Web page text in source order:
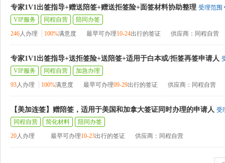
专家1V1出签指导+赠送陪签+赠送拒签险+面签材料协助整理 受理范围
VIP服务
同程自营
陪同办签
246人办理 100%满意度 最早可办理10-24出行的签证 供应商：同程自营
专家1V1出签指导+送拒签险+送陪签+适用于白本或/拒签再签申请人
VIP服务
同程自营
加急办理
93人办理 100%满意度 最早可办理09-29出行的签证 供应商：同程自营
【美加连签】赠陪签，适用于美国和加拿大签证同时办理的申请人 受
同程自营
简化材料
陪同办签
20人办理 最早可办理10-23出行的签证 供应商：同程自营